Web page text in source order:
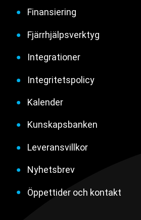
Finansiering
Fjärrhjälpsverktyg
Integrationer
Integritetspolicy
Kalender
Kunskapsbanken
Leveransvillkor
Nyhetsbrev
Öppettider och kontakt